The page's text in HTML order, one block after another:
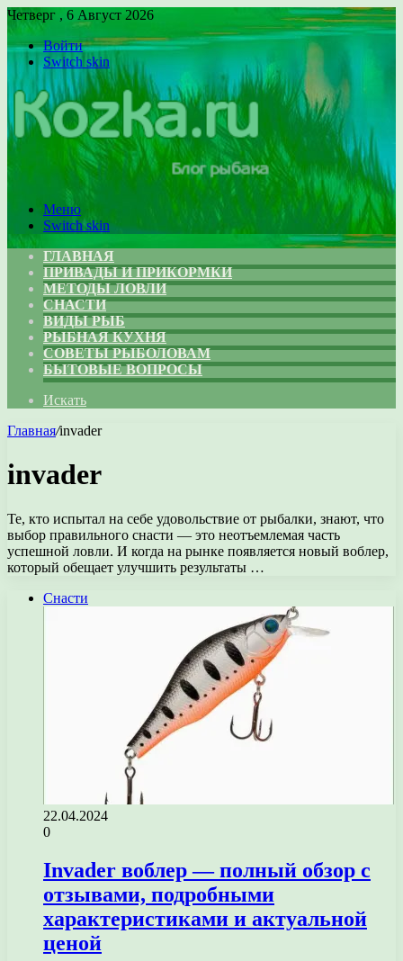
Четверг , 6 Август 2026
Войти
Switch skin
Меню
Switch skin
ГЛАВНАЯ
ПРИВАДЫ И ПРИКОРМКИ
МЕТОДЫ ЛОВЛИ
СНАСТИ
ВИДЫ РЫБ
РЫБНАЯ КУХНЯ
СОВЕТЫ РЫБОЛОВАМ
БЫТОВЫЕ ВОПРОСЫ
Искать
Главная/invader
invader
Те, кто испытал на себе удовольствие от рыбалки, знают, что
выбор правильного снасти — это неотъемлемая часть
успешной ловли. И когда на рынке появляется новый воблер,
который обещает улучшить результаты …
Снасти
22.04.2024
0
Invader воблер — полный обзор с
отзывами, подробными
характеристиками и актуальной
ценой